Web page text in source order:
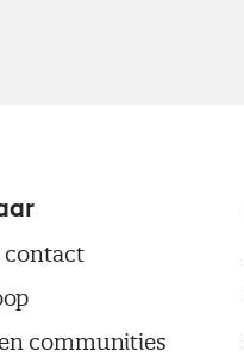
contact
communities